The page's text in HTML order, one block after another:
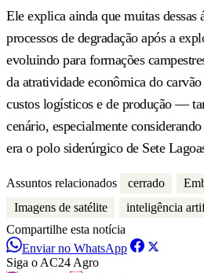
Ele explica ainda que muitas dessas
processos de degradação após a
evoluindo para formações
da atratividade econômica do
custos logísticos e de produção —
cenário, especialmente
era o polo siderúrgico de Sete
Assuntos relacionados cerrado
Imagens de satélite
inteligência
Compartilhe esta notícia
Enviar no WhatsApp
Siga o AC24 Agro